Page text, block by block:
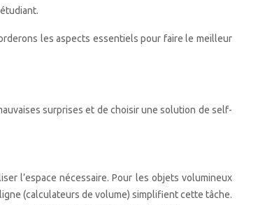
les aspects essentiels pour faire le meilleur
surprises et de choisir une solution de self-
l’espace nécessaire. Pour les objets volumineux
(calculateurs de volume) simplifient cette tâche.